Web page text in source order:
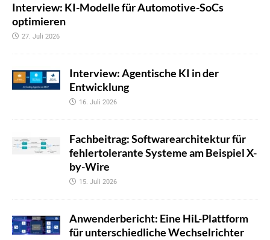
Interview: KI-Modelle für Automotive-SoCs
optimieren
27. Juli 2026
Interview: Agentische KI in der
Entwicklung
16. Juli 2026
Fachbeitrag: Softwarearchitektur für
fehlertolerante Systeme am Beispiel X-
by-Wire
15. Juli 2026
Anwenderbericht: Eine HiL-Plattform
für unterschiedliche Wechselrichter